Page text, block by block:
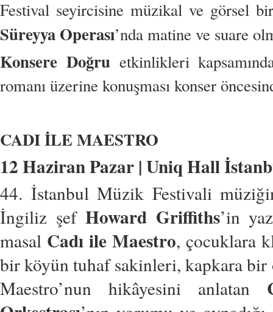
Festival seyircisine müzikal ve görsel
Süreyya Operası’nda matine ve suare
Konsere Doğruetkinlikleri
romanı üzerine konuşması konser
CADI İLE MAESTRO
12 Haziran Pazar | Uniq Hall
44. İstanbul Müzik Festivali
İngiliz şefHoward Griffiths’in
masal Cadı ile Maestro, çocuklara
bir köyün tuhaf sakinleri, kapkara bir
Maestro’nun hikâyesini anlatan